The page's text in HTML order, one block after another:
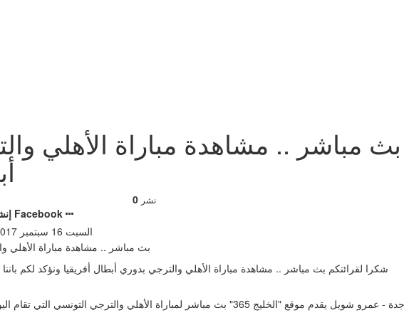
بث مباشر .. مشاهدة مباراة الأهلي
0 نشر
إنشر فى Facebook
السبت 16 سبتمبر 2017 03:32 مساءً
شكرا لقرائتكم بث مباشر .. مشاهدة مباراة الأهلي والترجي بدوري أبطال أفريقيا ونؤكد لكم
جدة - عمرو شويل يقدم موقع "الخليج 365" بث مباشر لمباراة الأهلي والترجي